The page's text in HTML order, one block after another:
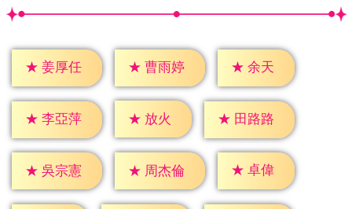
★ 姜厚任 ★ 曹雨婷 ★ 余天
★ 李亞萍 ★ 放火 ★ 田路路
★ 吳宗憲 ★ 周杰倫 ★ 卓偉